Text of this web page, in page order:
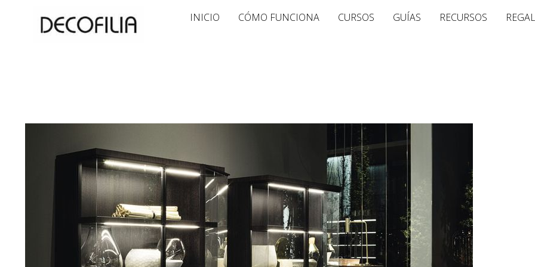
INICIO CÓMO FUNCIONA CURSOS GUÍAS RECURSOS